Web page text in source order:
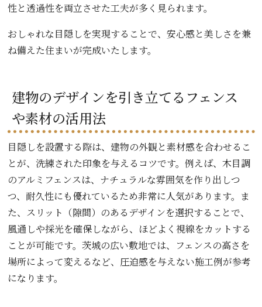
性と透過性を両立させた工夫が多く見られます。
おしゃれな目隠しを実現することで、安心感と美しさを兼
ね備えた住まいが完成いたします。
建物のデザインを引き立てるフェンス
や素材の活用法
目隠しを設置する際は、建物の外観と素材感を合わせるこ
とが、洗練された印象を与えるコツです。例えば、木目調
のアルミフェンスは、ナチュラルな雰囲気を作り出しつ
つ、耐久性にも優れているため非常に人気があります。ま
た、スリット（隙間）のあるデザインを選択することで、
風通しや採光を確保しながら、ほどよく視線をカットする
ことが可能です。茨城の広い敷地では、フェンスの高さを
場所によって変えるなど、圧迫感を与えない施工例が参考
になります。